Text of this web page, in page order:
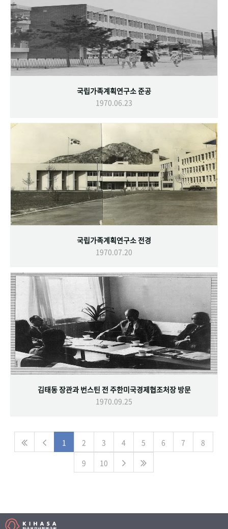
국립가족계획연구소 준공
1970.06.23
국립가족계획연구소 전경
1970.07.20
김태동 장관과 번스틴 전 주한미국경제협조처장 방문
1970.09.25
1 2 3 4 5 6 7
8
9
10